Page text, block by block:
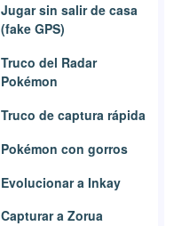
Jugar sin salir de casa
(fake GPS)
Truco del Radar
Pokémon
Truco de captura rápida
Pokémon con gorros
Evolucionar a Inkay
Capturar a Zorua